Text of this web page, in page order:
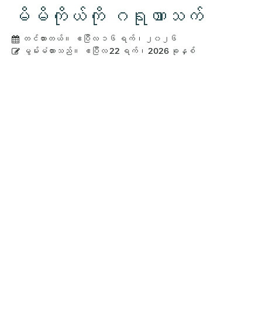
မိမိကိုယ်ကို ဂရုဏာသက်
တင်ထားတယ်။
ဧပြီလ ၁၆ ရက်၊ ၂၀၂၆
မွမ်းမံထားသည်။
ဧပြီလ 22 ရက်၊ 2026 ခုနှစ်